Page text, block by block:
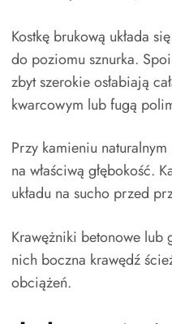
Kostkę brukową układa
do poziomu sznurka.
zbyt szerokie osłabiają
kwarcowym lub fugą
Przy kamieniu
na właściwą głębokość.
układu na sucho przed
Krawężniki betonowe lub
nich boczna krawędź
obciążeń.